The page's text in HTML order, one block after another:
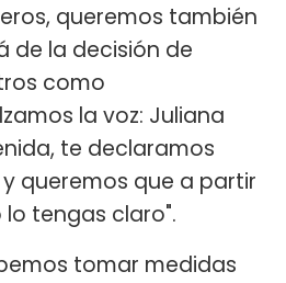
queremos también
de la decisión de
como
la voz: Juliana
te declaramos
queremos que a partir
tengas claro".
tomar medidas